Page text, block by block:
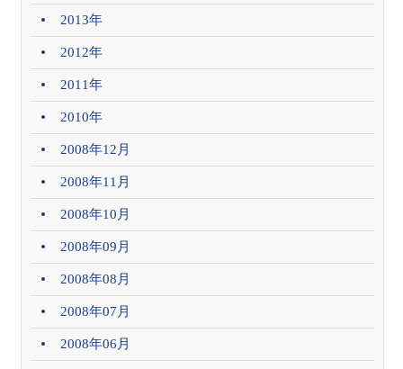
2013年
2012年
2011年
2010年
2008年12月
2008年11月
2008年10月
2008年09月
2008年08月
2008年07月
2008年06月